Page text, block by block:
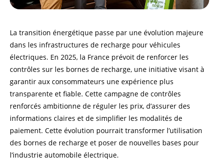
La transition énergétique passe par une évolution majeure
dans les infrastructures de recharge pour véhicules
électriques. En 2025, la France prévoit de renforcer les
contrôles sur les bornes de recharge, une initiative visant à
garantir aux consommateurs une expérience plus
transparente et fiable. Cette campagne de contrôles
renforcés ambitionne de réguler les prix, d’assurer des
informations claires et de simplifier les modalités de
paiement. Cette évolution pourrait transformer l’utilisation
des bornes de recharge et poser de nouvelles bases pour
l’industrie automobile électrique.